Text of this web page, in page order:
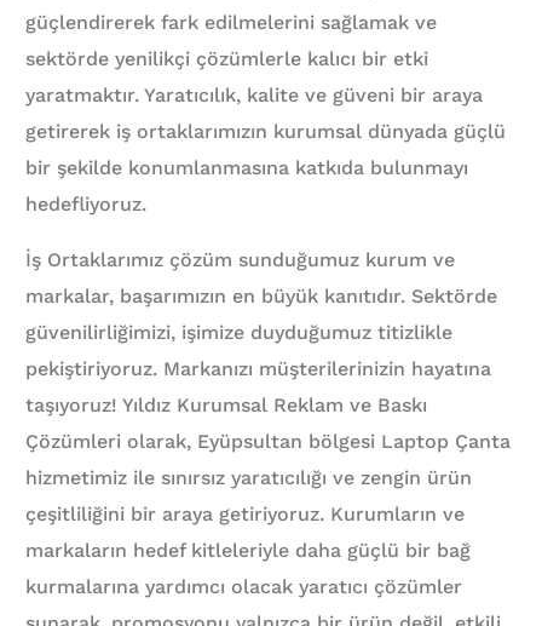
güçlendirerek fark edilmelerini sağlamak ve
sektörde yenilikçi çözümlerle kalıcı bir etki
yaratmaktır. Yaratıcılık, kalite ve güveni bir araya
getirerek iş ortaklarımızın kurumsal dünyada güçlü
bir şekilde konumlanmasına katkıda bulunmayı
hedefliyoruz.
İş Ortaklarımız çözüm sunduğumuz kurum ve
markalar, başarımızın en büyük kanıtıdır. Sektörde
güvenilirliğimizi, işimize duyduğumuz titizlikle
pekiştiriyoruz. Markanızı müşterilerinizin hayatına
taşıyoruz! Yıldız Kurumsal Reklam ve Baskı
Çözümleri olarak, Eyüpsultan bölgesi Laptop Çanta
hizmetimiz ile sınırsız yaratıcılığı ve zengin ürün
çeşitliliğini bir araya getiriyoruz. Kurumların ve
markaların hedef kitleleriyle daha güçlü bir bağ
kurmalarına yardımcı olacak yaratıcı çözümler